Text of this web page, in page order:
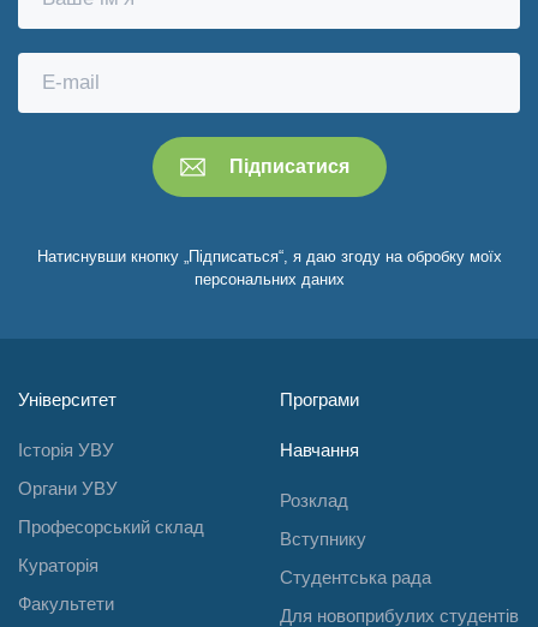
Натиснувши кнопку „Підписаться“, я даю згоду на обробку моїх
персональних даних
Університет
Історія УВУ
Органи УВУ
Професорський склад
Кураторія
Факультети
Програми
Навчання
Розклад
Вступнику
Студентська рада
Для новоприбулих студентів